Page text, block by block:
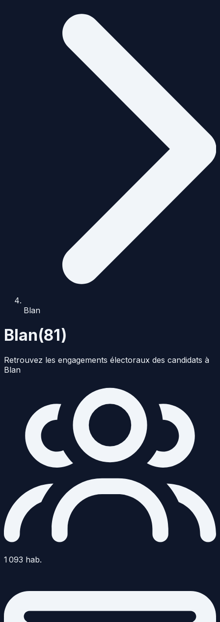
Blan
Blan(81)
Retrouvez les engagements électoraux des candidats à
Blan
1 093 hab.